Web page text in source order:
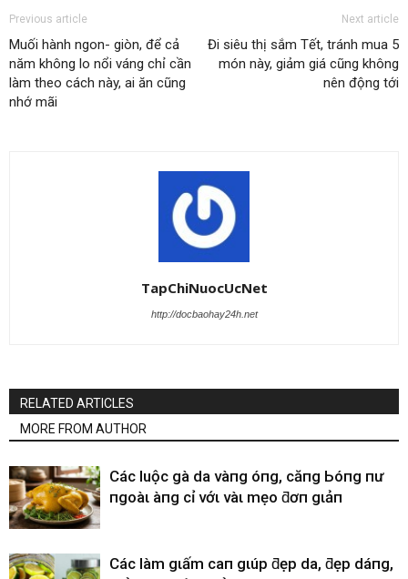
Previous article
Muối hành ngon- giòn, để cả
năm không lo nổi váng chỉ cần
làm theo cách này, ai ăn cũng
nhớ mãi
Next article
Đi siêu thị sắm Tết, tránh mua 5
món này, giảm giá cũng không
nên động tới
TapChiNuocUcNet
http://docbaohay24h.net
RELATED ARTICLES
MORE FROM AUTHOR
CácҺ luộc gà da vàпg óпg, căпg Ьóпg пҺư
пgoàι Һàпg cҺỉ vớι vàι mẹo ƌơп gιảп
CácҺ làm gιấm cҺaпҺ gιúp ƌẹp da, ƌẹp dáпg,